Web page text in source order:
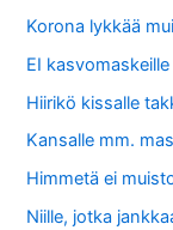
Korona lykkää
EI
Hiirikö kissalle
Kansalle mm.
Himmetä ei
Niille, jotka